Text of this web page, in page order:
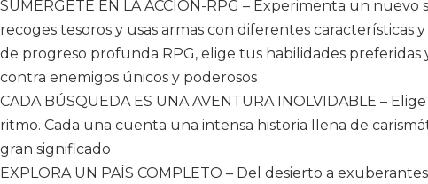
SUMÉRGETE EN LA ACCIÓN-RPG – Experimenta un
recoges tesoros y usas armas con diferentes características
de progreso profunda RPG, elige tus habilidades
contra enemigos únicos y poderosos
CADA BÚSQUEDA ES UNA AVENTURA INOLVIDABLE –
ritmo. Cada una cuenta una intensa historia llena de
gran significado
EXPLORA UN PAÍS COMPLETO – Del desierto a